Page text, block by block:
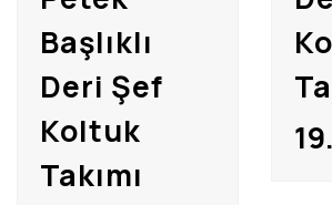
Misafir Koltukları
Başlıklı
Deri Şef
Koltuk
Takımı